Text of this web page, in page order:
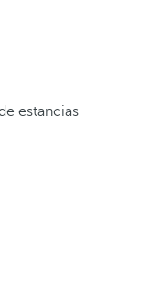
estancias